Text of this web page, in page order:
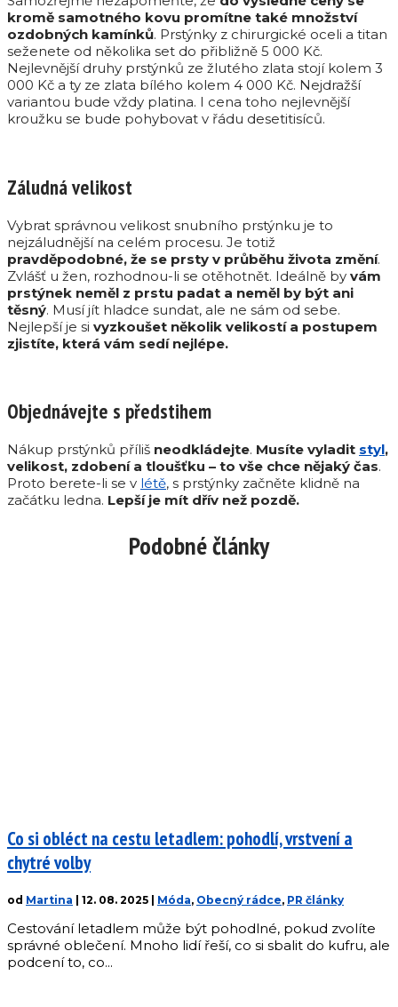
kromě samotného kovu promítne také množství
ozdobných kamínků. Prstýnky z chirurgické oceli a titan
seženete od několika set do přibližně 5 000 Kč.
Nejlevnější druhy prstýnků ze žlutého zlata stojí kolem 3
000 Kč a ty ze zlata bílého kolem 4 000 Kč. Nejdražší
variantou bude vždy platina. I cena toho nejlevnější
kroužku se bude pohybovat v řádu desetitisíců.
Záludná velikost
Vybrat správnou velikost snubního prstýnku je to
nejzáludnější na celém procesu. Je totiž
pravděpodobné, že se prsty v průběhu života změní.
Zvlášť u žen, rozhodnou-li se otěhotnět. Ideálně by vám
prstýnek neměl z prstu padat a neměl by být ani
těsný. Musí jít hladce sundat, ale ne sám od sebe.
Nejlepší je si vyzkoušet několik velikostí a postupem
zjistíte, která vám sedí nejlépe.
Objednávejte s předstihem
Nákup prstýnků příliš neodkládejte. Musíte vyladit styl,
velikost, zdobení a tloušťku – to vše chce nějaký čas.
Proto berete-li se v létě, s prstýnky začněte klidně na
začátku ledna. Lepší je mít dřív než pozdě.
Podobné články
Co si obléct na cestu letadlem: pohodlí, vrstvení a
chytré volby
od Martina 12. 08. 2025 Móda, Obecný rádce, PR články
Cestování letadlem může být pohodlné, pokud zvolíte
správné oblečení. Mnoho lidí řeší, co si sbalit do kufru, ale
podcení to, co...